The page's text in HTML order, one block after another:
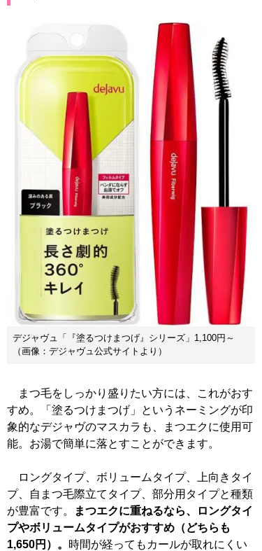
デジャヴュ「『塗るつけまつげ』シリーズ」1,100円～
（画像：デジャヴュ公式サイトより）
まつ毛をしっかり盛りたい方には、これがおす
すめ。「塗るつけまつげ」というネーミングが印
象的なデジャヴのマスカラも、まつエクに使用可
能。お湯で簡単に落とすことができます。
ロングタイプ、ボリュームタイプ、上向きタイ
プ、自まつ毛際立てタイプ、部分用タイプと種類
が豊富です。
まつエクに重ねるなら、ロングタイ
プやボリュームタイプがおすすめ（どちらも
1,650円）。 時間が経ってもカールが取れにくい